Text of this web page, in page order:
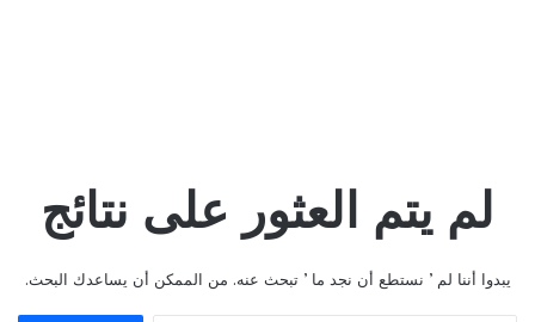
لم يتم العثور على نتائج
يبدوا أننا لم ’ نستطع أن نجد ما ’ تبحث عنه. من الممكن أن يساعدك البحث.